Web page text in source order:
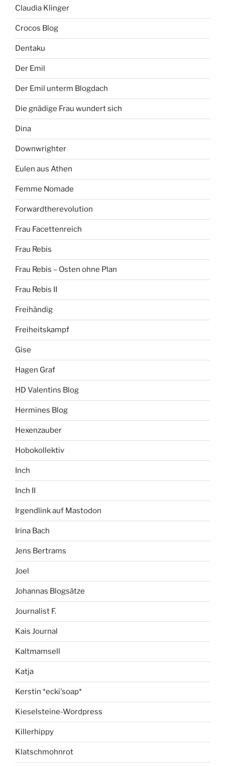
Claudia Klinger
Crocos Blog
Dentaku
Der Emil
Der Emil unterm Blogdach
Die gnädige Frau wundert sich
Dina
Downwrighter
Eulen aus Athen
Femme Nomade
Forwardtherevolution
Frau Facettenreich
Frau Rebis
Frau Rebis – Osten ohne Plan
Frau Rebis II
Freihändig
Freiheitskampf
Gise
Hagen Graf
HD Valentins Blog
Hermines Blog
Hexenzauber
Hobokollektiv
Inch
Inch II
Irgendlink auf Mastodon
Irina Bach
Jens Bertrams
Joel
Johannas Blogsätze
Journalist F.
Kais Journal
Kaltmamsell
Katja
Kerstin *ecki'soap*
Kieselsteine-Wordpress
Killerhippy
Klatschmohnrot